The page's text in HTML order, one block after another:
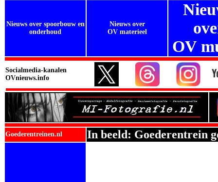
Nieuws over spoorbouw en
onderhoud
Nieuws over
OV materieel
OV
Socialmedia-kanalen
OVnieuws.info
Goederentreinen.nl In beeld: Goederentrein